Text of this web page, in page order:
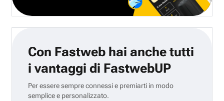
Con Fastweb hai anche tutti
i vantaggi di FastwebUP
Per essere sempre connessi e premiarti in modo
semplice e personalizzato.